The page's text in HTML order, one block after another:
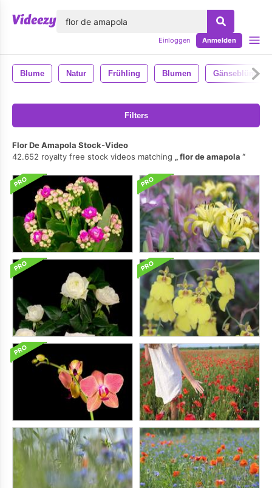
Einloggen Anmelden
Blume Natur Frühling Blumen
Filters
Flor De Amapola Stock-Video
42.652 royalty free stock videos matching
flor de amapola